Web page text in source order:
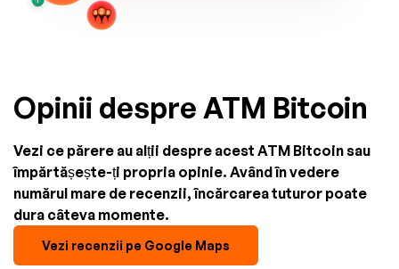
Opinii despre ATM Bitcoin
Vezi ce părere au alții despre acest ATM Bitcoin sau
împărtășește-ți propria opinie. Având în vedere
numărul mare de recenzii, încărcarea tuturor poate
dura câteva momente.
Vezi recenzii pe Google Maps